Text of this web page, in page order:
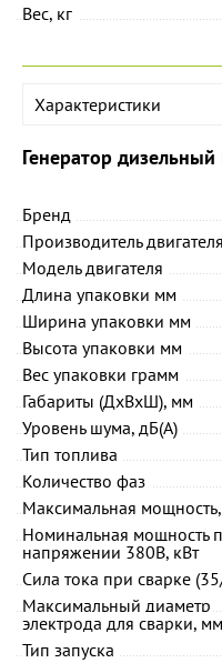
Вес, кг
Характеристики
Генератор
Бренд
Производитель двигателя
Модель двигателя
Длина упаковки мм
Ширина упаковки мм
Высота упаковки мм
Вес упаковки грамм
Габариты (ДхВхШ), мм
Уровень шума, дБ(А)
Тип топлива
Количество фаз
Максимальная
Номинальная мощность
напряжении 380В, кВт
Сила тока при сварке
Максимальный диаметр
электрода для сварки, мм
Тип запуска